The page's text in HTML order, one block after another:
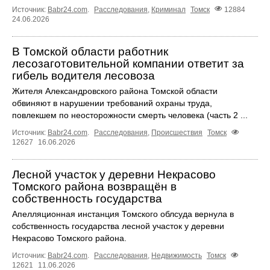
Источник: Babr24.com Расследования Криминал Томск
12884
24.06.2026
В Томской области работник
лесозаготовительной компании ответит за
гибель водителя лесовоза
Жителя Александровского района Томской области
обвиняют в нарушении требований охраны труда,
повлекшем по неосторожности смерть человека (часть 2 ...
Источник: Babr24.com Расследования Происшествия
Томск
12627
16.06.2026
Лесной участок у деревни Некрасово
Томского района возвращён в
собственность государства
Апелляционная инстанция Томского облсуда вернула в
собственность государства лесной участок у деревни
Некрасово Томского района.
Источник: Babr24.com. Расследования, Недвижимость Томск
12621
11.06.2026